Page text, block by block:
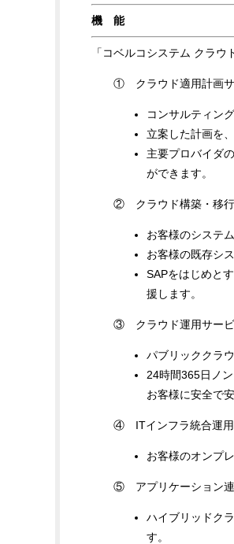
機 能
「コベルコシステム クラ
① クラウド適用計画サ
コンサルティン
立案した計画を
主要プロバイダ
ができます。
② クラウド構築・移行
お客様のシステ
お客様の既存シ
SAPをはじめと
援します。
③ クラウド運用サー
パブリッククラ
24時間365日ノ
お客様に安全で
④ ITインフラ統合運用
お客様のオンプ
⑤ アプリケーション連
ハイブリッドク
す。